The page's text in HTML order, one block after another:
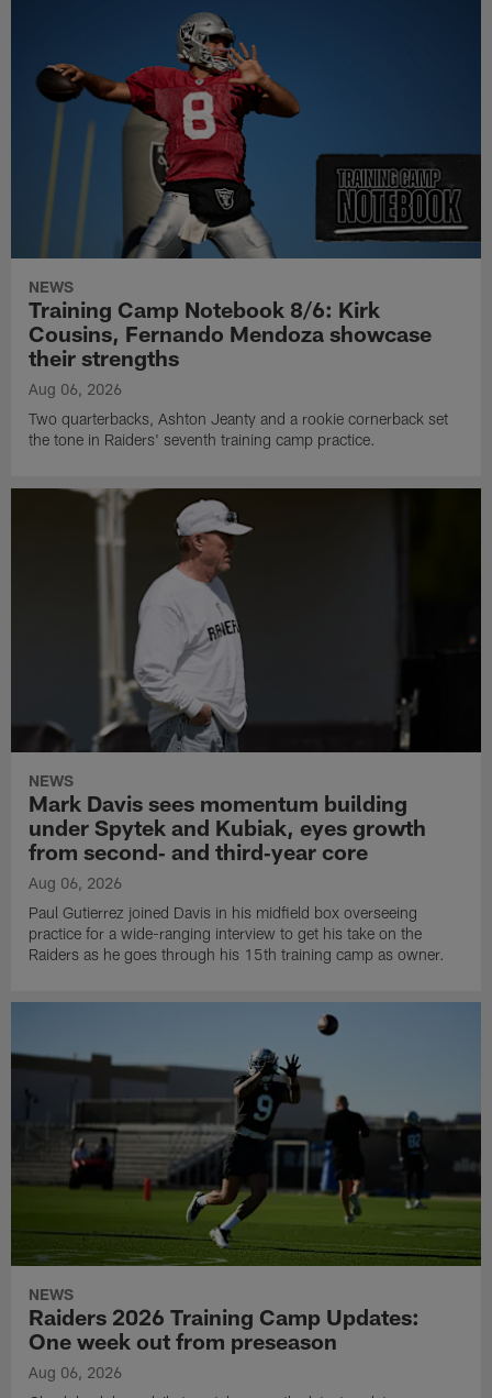
NEWS
Training Camp Notebook 8/6: Kirk
Cousins, Fernando Mendoza showcase
their strengths
Aug 06, 2026
Two quarterbacks, Ashton Jeanty and a rookie cornerback set
the tone in Raiders' seventh training camp practice.
NEWS
Mark Davis sees momentum building
under Spytek and Kubiak, eyes growth
from second‑ and third‑year core
Aug 06, 2026
Paul Gutierrez joined Davis in his midfield box overseeing
practice for a wide-ranging interview to get his take on the
Raiders as he goes through his 15th training camp as owner.
NEWS
Raiders 2026 Training Camp Updates:
One week out from preseason
Aug 06, 2026